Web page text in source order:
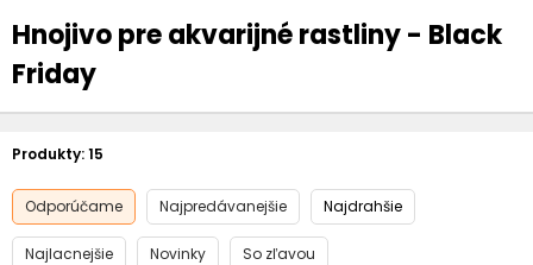
Hnojivo pre akvarijné rastliny - Black
Friday
Produkty:15
Odporúčame Najpredávanejšie Najdrahšie
Najlacnejšie Novinky So zľavou